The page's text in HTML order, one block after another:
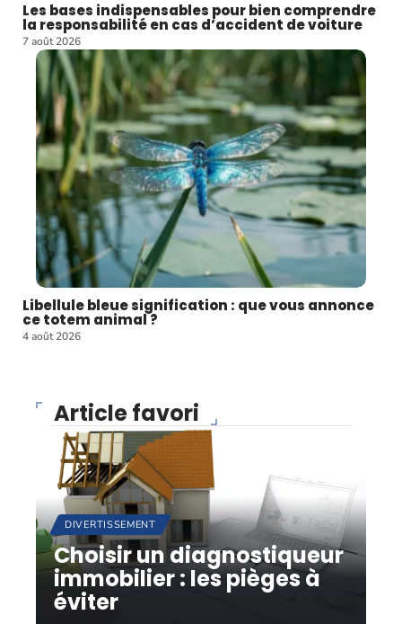
Les bases indispensables pour bien comprendre
la responsabilité en cas d’accident de voiture
7 août 2026
Libellule bleue signification : que vous annonce
ce totem animal ?
4 août 2026
Article favori
DIVERTISSEMENT
Choisir un diagnostiqueur
immobilier : les pièges à
éviter